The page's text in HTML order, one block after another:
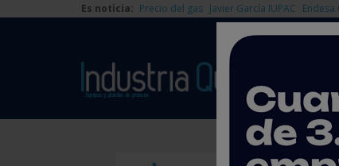
Es noticia: Precio del gas Javier García IUPAC Endesa